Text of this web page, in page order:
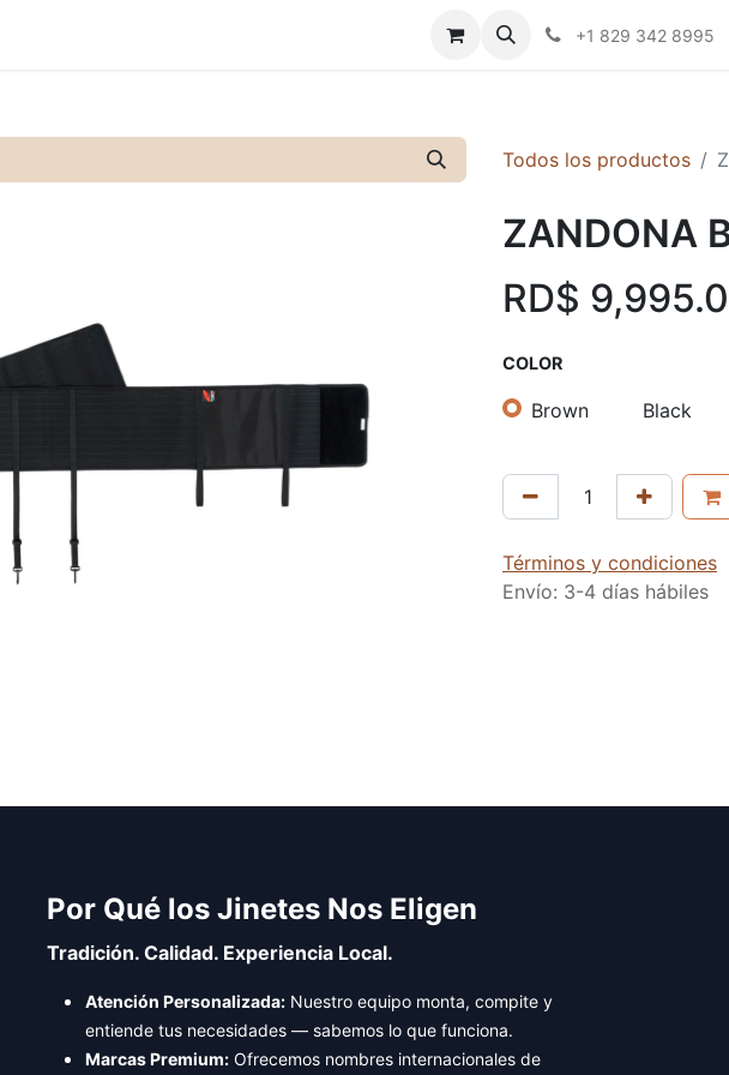
+1 829 342 8995
Todos los productos
ZANDONA
RD$
COLOR
Brown Black
Términos y condiciones
Envío: 3-4 días hábiles
Por Qué los Jinetes Nos Eligen
Tradición. Calidad. Experiencia Local.
Atención Personalizada: Nuestro equipo monta, compite y
entiende tus necesidades — sabemos lo que funciona.
Marcas Premium: Ofrecemos nombres internacionales de